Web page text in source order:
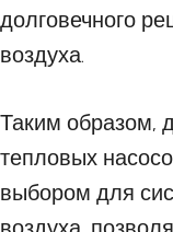
долговечного
воздуха.
Таким образом,
тепловых
выбором для